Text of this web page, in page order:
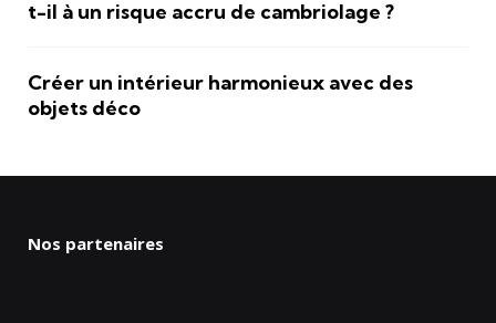
t-il à un risque accru de cambriolage ?
Créer un intérieur harmonieux avec des
objets déco
Nos partenaires